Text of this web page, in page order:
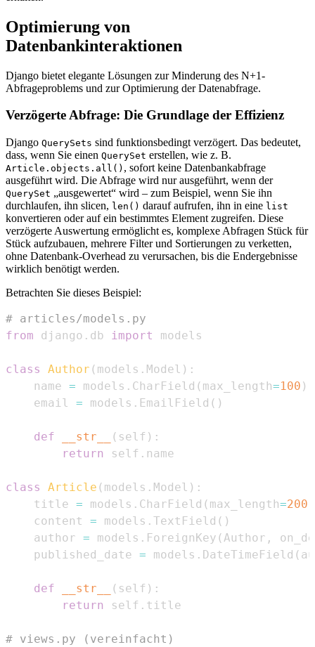
Optimierung von
Datenbankinteraktionen
Django bietet elegante Lösungen zur Minderung des N+1-
Abfrageproblems und zur Optimierung der Datenabfrage.
Verzögerte Abfrage: Die Grundlage der Effizienz
Django QuerySets sind funktionsbedingt verzögert. Das bedeutet,
dass, wenn Sie einen QuerySet erstellen, wie z. B.
Article.objects.all() , sofort keine Datenbankabfrage
ausgeführt wird. Die Abfrage wird nur ausgeführt, wenn der
QuerySet „ausgewertet“ wird – zum Beispiel, wenn Sie ihn
durchlaufen, ihn slicen, len() darauf aufrufen, ihn in eine list
konvertieren oder auf ein bestimmtes Element zugreifen. Diese
verzögerte Auswertung ermöglicht es, komplexe Abfragen Stück für
Stück aufzubauen, mehrere Filter und Sortierungen zu verketten,
ohne Datenbank-Overhead zu verursachen, bis die Endergebnisse
wirklich benötigt werden.
Betrachten Sie dieses Beispiel:
# articles/models.py
from django . db import
class Author ( models . Model ) :
    name
= models . CharField ( max_length=100 )
    email
= models . EmailField ( )
def __str__ ( self ) :
return
self .
class Article ( models . Model ) :
    title
= models . CharField ( max_length=200
    content
= models . TextField ( )
    author
= models . ForeignKey (Author ,
    published_date
= models . DateTimeField (
def __str__ ( self ) :
return
self .
# views.py (vereinfacht)